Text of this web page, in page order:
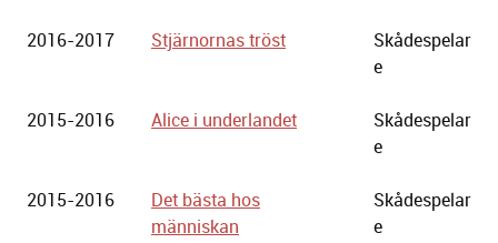
2016-2017 Stjärnornas tröst
Skådespelar
e
2015-2016 Alice i underlandet
Skådespelar
e
2015-2016
Det bästa hos
människan
Skådespelar
e